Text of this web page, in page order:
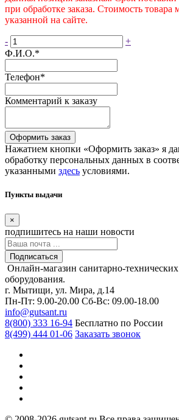
при обработке заказа. Стоимость товара
указанной на сайте.
-
+
Ф.И.О.*
Телефон*
Комментарий к заказу
Оформить заказ
Нажатием кнопки «Оформить заказ» я
обработку персональных данных в
указанными здесь условиями.
Пункты выдачи
×
подпишитесь на наши новости
Подписаться
Онлайн-магазин санитарно-
оборудования.
г. Мытищи, ул. Мира, д.14
Пн-Пт: 9.00-20.00 Сб-Вс: 09.00-18.00
info@gutsant.ru
8(800) 333 16-94 Бесплатно по России
8(499) 444 01-06 Заказать звонок